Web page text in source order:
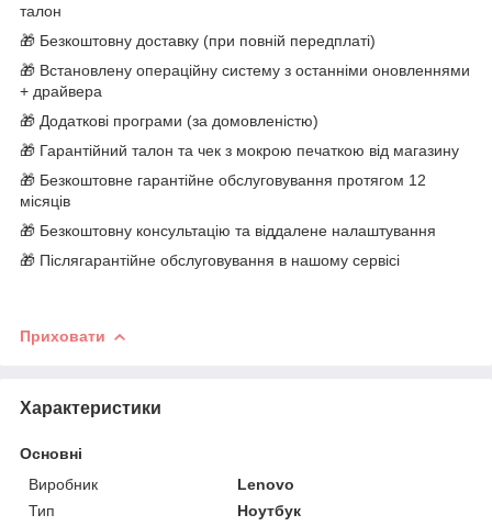
талон
🎁 Безкоштовну доставку (при повній передплаті)
🎁 Встановлену операційну систему з останніми оновленнями
+ драйвера
🎁 Додаткові програми (за домовленістю)
🎁 Гарантійний талон та чек з мокрою печаткою від магазину
🎁 Безкоштовне гарантійне обслуговування протягом 12
місяців
🎁 Безкоштовну консультацію та віддалене налаштування
🎁 Післягарантійне обслуговування в нашому сервісі
Приховати
Характеристики
Основні
Виробник
Lenovo
Тип
Ноутбук